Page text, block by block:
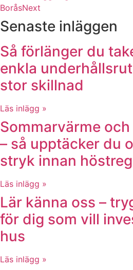
BoråsNext
Senaste inläggen
Så förlänger du
enkla
stor skillnad
Läs inlägg »
Sommarvärme
– så upptäcker du
stryk innan
Läs inlägg »
Lär känna oss –
för dig som vill
hus
Läs inlägg »